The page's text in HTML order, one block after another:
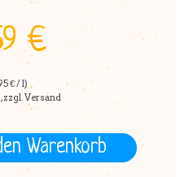
€
€ / l)
zzgl. Versand
Warenkorb